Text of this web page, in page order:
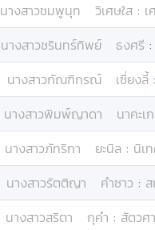
นางสาวชมพูนุท วิเศษใส :
นางสาวชรินทร์ทิพย์ ธงศรี :
นางสาวกัณฑิกรณ์ เซี่ยงลี้ :
นางสาวพิมพ์ญาดา นาคะเ
นางสาวภัทริกา ยะนิล : นิเ
นางสาวรัตติญา คำซาว :
นางสาวสริตา กุคำ : สัตวศ